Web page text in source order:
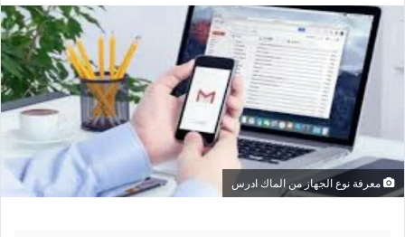
معرفة نوع الجهاز من الماك ادرس